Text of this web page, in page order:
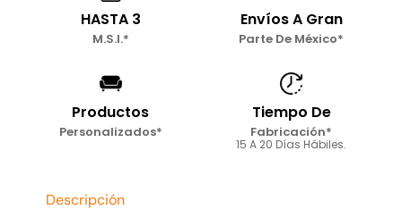
HASTA 3
M.S.I.*
Envíos A Gran
Parte De México*
Productos
Personalizados*
Tiempo De
Fabricación*
15 A 20 Días Hábiles.
Descripción